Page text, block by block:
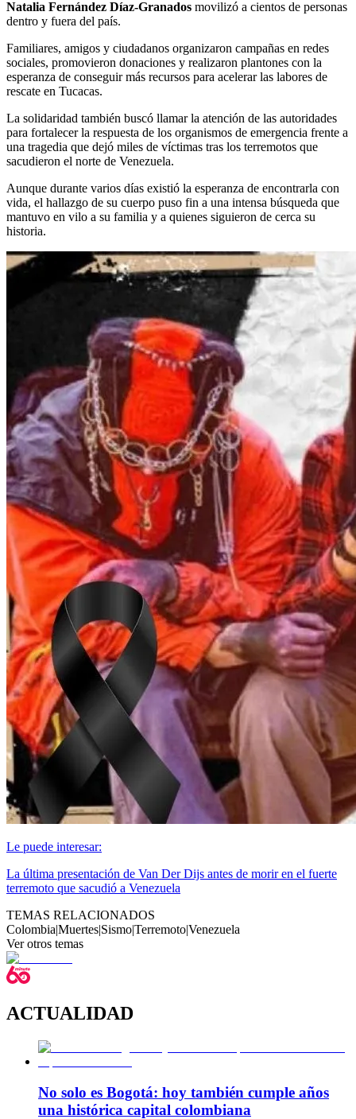
Natalia Fernández Díaz-Granados movilizó a cientos de personas
dentro y fuera del país.
Familiares, amigos y ciudadanos organizaron campañas en redes
sociales, promovieron donaciones y realizaron plantones con la
esperanza de conseguir más recursos para acelerar las labores de
rescate en Tucacas.
La solidaridad también buscó llamar la atención de las autoridades
para fortalecer la respuesta de los organismos de emergencia frente a
una tragedia que dejó miles de víctimas tras los terremotos que
sacudieron el norte de Venezuela.
Aunque durante varios días existió la esperanza de encontrarla con
vida, el hallazgo de su cuerpo puso fin a una intensa búsqueda que
mantuvo en vilo a su familia y a quienes siguieron de cerca su
historia.
Le puede interesar:
La última presentación de Van Der Dijs antes de morir en el fuerte
terremoto que sacudió a Venezuela
TEMAS RELACIONADOS
Colombia|Muertes|Sismo|Terremoto|Venezuela
Ver otros temas
ACTUALIDAD
No solo es Bogotá: hoy también cumple años
una histórica capital colombiana